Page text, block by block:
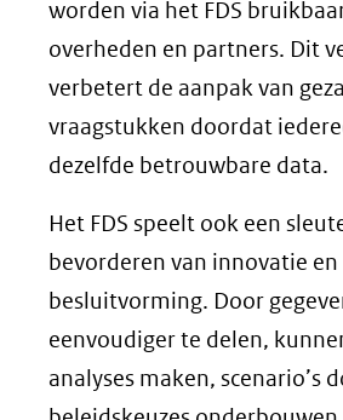
worden via het FDS
overheden en partners. Dit
verbetert de aanpak van
vraagstukken doordat
dezelfde betrouwbare data.
Het FDS speelt ook een
bevorderen van innovatie
besluitvorming. Door
eenvoudiger te delen,
analyses maken, scenario’s